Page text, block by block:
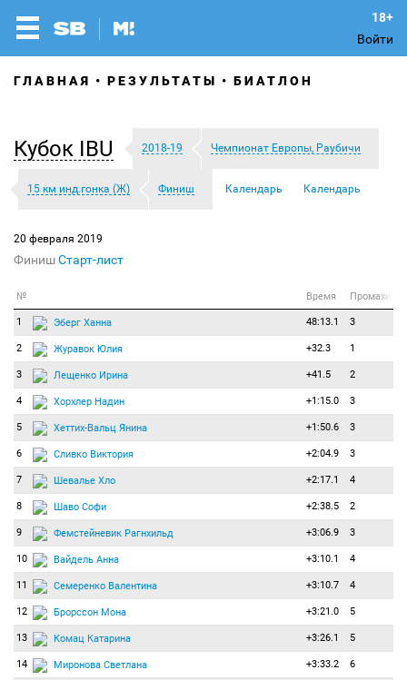
Войти
ГЛАВНАЯ РЕЗУЛЬТАТЫ БИАТЛОН
Кубок IBU 2018-19 Чемпионат Европы, Раубичи
15 км инд.гонка (Ж) Финиш Календарь Календарь
20 февраля 2019
ФинишСтарт-лист
№ Время Промахи
1 Эберг Ханна 48:13.1 3
2 Журавок Юлия +32.3 1
3 Лещенко Ирина +41.5 2
4 Хорхлер Надин +1:15.0 3
5 Хеттих-Вальц Янина +1:50.6 3
6 Сливко Виктория +2:04.9 3
7 Шевалье Хло +2:17.1 4
8 Шаво Софи +2:38.5 2
9 Фемстейневик Рагнхильд +3:06.9 3
10 Вайдель Анна +3:10.1 4
11 Семеренко Валентина +3:10.7 4
12 Брорссон Мона +3:21.0 5
13 Комац Катарина +3:26.1 5
14 Миронова Светлана +3:33.2 6